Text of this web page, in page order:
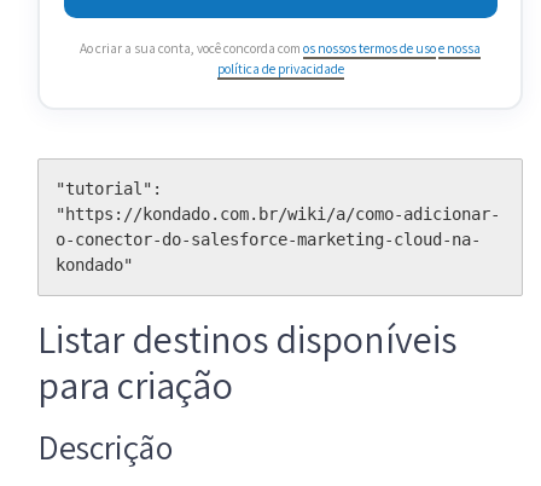
Ao criar a sua conta, você concorda com os nossos termos de usoe nossa
política de privacidade
"tutorial":
"https://kondado.com.br/wiki/a/como-adicionar-
o-conector-do-salesforce-marketing-cloud-na-
kondado"
Listar destinos disponíveis
para criação
Descrição